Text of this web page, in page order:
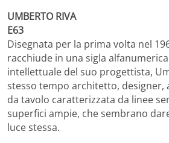
UMBERTO RIVA
E63
Disegnata per la prima volta nel
racchiude in una sigla
intellettuale del suo progettista,
stesso tempo architetto, designer,
da tavolo caratterizzata da linee
superfici ampie, che sembrano
luce stessa.